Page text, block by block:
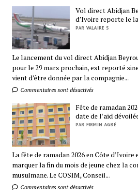
Vol direct Abidjan
d’Ivoire reporte le
PAR VALAIRE S
Le lancement du vol direct Abidjan
pour le 29 mars prochain, est reporté
vient d’être donnée par la compagnie...
Commentaires sont désactivés
Fête de ramadan
date de l’aïd
PAR FIRMIN AGBÉ
La fête de ramadan 2026 en Côte
marquer la fin du mois de jeune chez la
musulmane. Le COSIM, Conseil...
Commentaires sont désactivés